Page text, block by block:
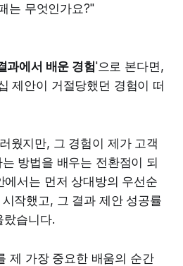
는 무엇인가요?"
과에서 배운 경험'으로 본다면,
안이 거절당했던 경험이 떠
웠지만, 그 경험이 제가 고객
방법을 배우는 전환점이 되
에서는 먼저 상대방의 우선순
작했고, 그 결과 제안 성공률
랐습니다.
제 가장 중요한 배움의 순간